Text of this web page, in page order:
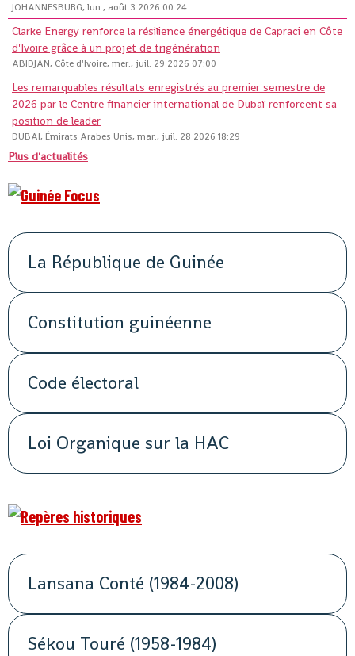
JOHANNESBURG, lun., août 3 2026 00:24
Clarke Energy renforce la résilience énergétique de Capraci en Côte
d'Ivoire grâce à un projet de trigénération
ABIDJAN, Côte d'Ivoire, mer., juil. 29 2026 07:00
Les remarquables résultats enregistrés au premier semestre de
2026 par le Centre financier international de Dubaï renforcent sa
position de leader
DUBAÏ, Émirats Arabes Unis, mar., juil. 28 2026 18:29
Plus d'actualités
La République de Guinée
Constitution guinéenne
Code électoral
Loi Organique sur la HAC
Lansana Conté (1984-2008)
Sékou Touré (1958-1984)